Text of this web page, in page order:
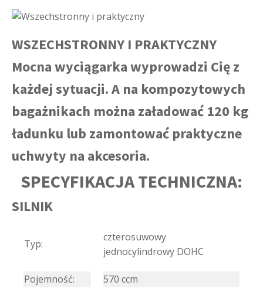
WSZECHSTRONNY I PRAKTYCZNY
Mocna wyciągarka wyprowadzi Cię z
każdej sytuacji. A na kompozytowych
bagażnikach można załadować 120 kg
ładunku lub zamontować praktyczne
uchwyty na akcesoria.
SPECYFIKACJA TECHNICZNA:
SILNIK
Typ:
czterosuwowy
jednocylindrowy DOHC
Pojemność: 570 ccm